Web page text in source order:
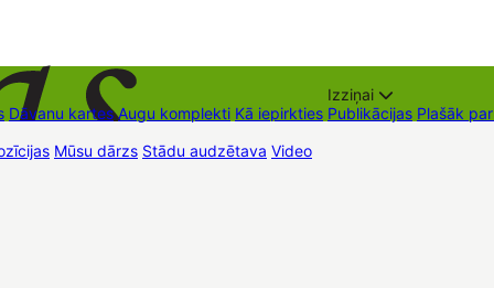
Dāvanu kartes Augu komplekti Kā iepirkties
Izziņai
Publikācijas Plašāk
Mūsu dārzs Stādu audzētava Video